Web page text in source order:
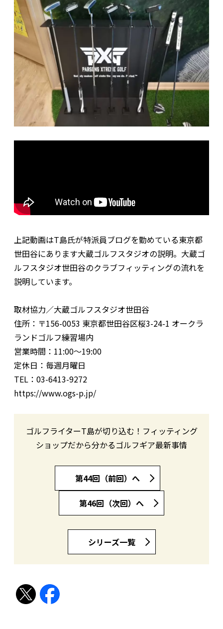
上記動画はT島氏が特派員ブログを勤めている東京都
世田谷にあります大蔵ゴルフスタジオの説明。大蔵ゴ
ルフスタジオ世田谷のクラブフィッティングの流れを
説明しています。
取材協力／大蔵ゴルフスタジオ世田谷
住所：〒156-0053 東京都世田谷区桜3-24-1 オークラ
ランドゴルフ練習場内
営業時間：11:00〜19:00
定休日：毎週月曜日
TEL：03-6413-9272
https://www.ogs-p.jp/
ゴルフライターT島が切り込む！フィッティング
ショップだから分かるゴルフギア最新事情
第44回（前回）へ
第46回（次回）へ
シリーズ一覧